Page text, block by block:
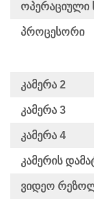
Ოპერაციული
Პროცესორი
Კამერა 2
Კამერა 3
Კამერა 4
Კამერის
Ვიდეო